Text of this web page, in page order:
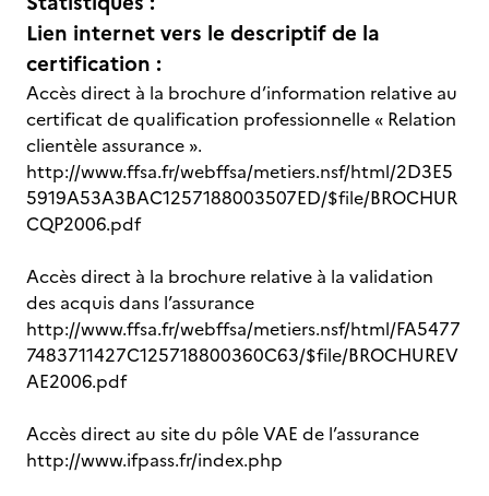
Lien internet vers le descriptif de la
certification :
Accès direct à la brochure d’information relative au
certificat de qualification professionnelle « Relation
clientèle assurance ».
http://www.ffsa.fr/webffsa/metiers.nsf/html/2D3E5
5919A53A3BAC1257188003507ED/$file/BROCHUR
CQP2006.pdf
Accès direct à la brochure relative à la validation
des acquis dans l’assurance
http://www.ffsa.fr/webffsa/metiers.nsf/html/FA5477
7483711427C125718800360C63/$file/BROCHUREV
AE2006.pdf
Accès direct au site du pôle VAE de l’assurance
http://www.ifpass.fr/index.php